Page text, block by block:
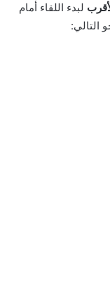
لبدء اللقاء أمام
التالي: